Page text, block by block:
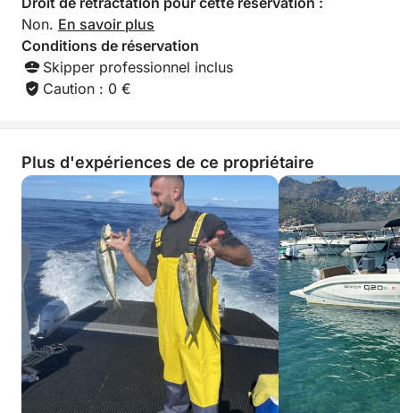
Non. En savoir plus
Conditions de réservation
Skipper professionnel inclus
Caution : 0 €
Plus d'expériences de ce propriétaire